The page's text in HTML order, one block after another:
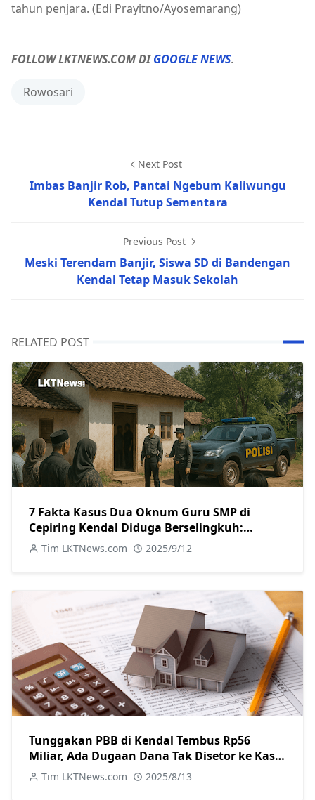
tahun penjara. (Edi Prayitno/Ayosemarang)
FOLLOW LKTNEWS.COM DIGOOGLE NEWS.
Rowosari
Next Post
Imbas Banjir Rob, Pantai Ngebum Kaliwungu
Kendal Tutup Sementara
Previous Post
Meski Terendam Banjir, Siswa SD di Bandengan
Kendal Tetap Masuk Sekolah
RELATED POST
7 Fakta Kasus Dua Oknum Guru SMP di
Cepiring Kendal Diduga Berselingkuh:
Kronologi, Pengakuan, hingga Sanksi
Tim LKTNews.com 2025/9/12
Tunggakan PBB di Kendal Tembus Rp56
Miliar, Ada Dugaan Dana Tak Disetor ke Kas
Daerah
Tim LKTNews.com 2025/8/13